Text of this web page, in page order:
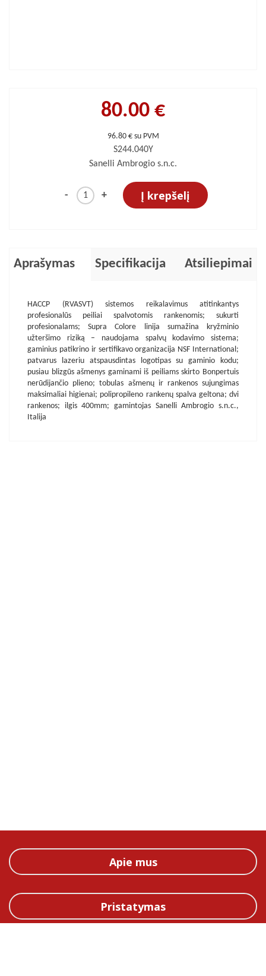
80.00 €
96.80 € su PVM
S244.040Y
Sanelli Ambrogio s.n.c.
- + Į krepšelį
Aprašymas Specifikacija Atsiliepimai
HACCP (RVASVT) sistemos reikalavimus atitinkantys
profesionalūs peiliai spalvotomis rankenomis; sukurti
profesionalams; Supra Colore linija sumažina kryžminio
užteršimo riziką – naudojama spalvų kodavimo sistema;
gaminius patikrino ir sertifikavo organizacija NSF International;
patvarus lazeriu atspausdintas logotipas su gaminio kodu;
pusiau blizgūs ašmenys gaminami iš peiliams skirto Bonpertuis
nerūdijančio plieno; tobulas ašmenų ir rankenos sujungimas
maksimaliai higienai; polipropileno rankenų spalva geltona; dvi
rankenos; ilgis 400mm; gamintojas Sanelli Ambrogio s.n.c.,
Italija
Apie mus
Pristatymas